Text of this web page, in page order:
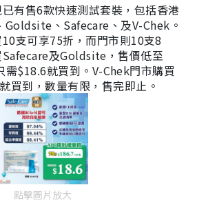
有售6款快速測試套裝，包括香港
Goldsite、Safecare、及V-Chek。
支可享75折，而門市則10支8
及Goldsite，售價低至
需$18.6就買到。V-Chek門市購買
買到，數量有限，售完即止。
點擊圖片放大